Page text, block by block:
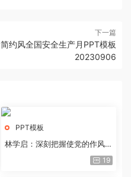
下一篇
简约风全国安全生产月PPT模板
20230906
PPT模板
林学启：深刻把握使党的作风全
19